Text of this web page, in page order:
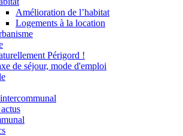
Amélioration de l’habitat
Logements à la location
Périgord !
de séjour, mode d'emploi